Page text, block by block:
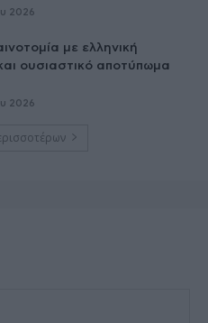
2026
με ελληνική
ουσιαστικό αποτύπωμα
2026